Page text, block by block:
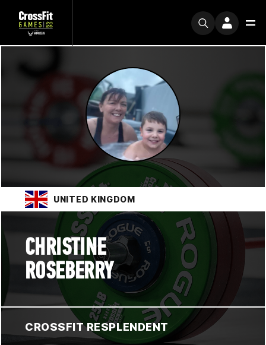
UNITED KINGDOM
CHRISTINE
ROSEBERRY
CROSSFIT RESPLENDENT